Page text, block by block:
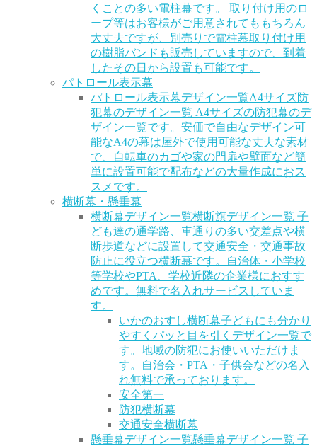
くことの多い電柱幕です。 取り付け用のロ
ープ等はお客様がご用意されてももちろん
大丈夫ですが、別売りで電柱幕取り付け用
の樹脂バンドも販売していますので、到着
したその日から設置も可能です。
パトロール表示幕
パトロール表示幕デザイン一覧A4サイズ防
犯幕のデザイン一覧 A4サイズの防犯幕のデ
ザイン一覧です。安価で自由なデザイン可
能なA4の幕は屋外で使用可能な丈夫な素材
で、自転車のカゴや家の門扉や壁面など簡
単に設置可能で配布などの大量作成におス
スメです。
横断幕・懸垂幕
横断幕デザイン一覧横断旗デザイン一覧 子
ども達の通学路、車通りの多い交差点や横
断歩道などに設置して交通安全・交通事故
防止に役立つ横断幕です。自治体・小学校
等学校やPTA、学校近隣の企業様におすす
めです。無料で名入れサービスしていま
す。
いかのおすし横断幕子どもにも分かり
やすくパッと目を引くデザイン一覧で
す。地域の防犯にお使いいただけま
す。自治会・PTA・子供会などの名入
れ無料で承っております。
安全第一
防犯横断幕
交通安全横断幕
懸垂幕デザイン一覧懸垂幕デザイン一覧 子